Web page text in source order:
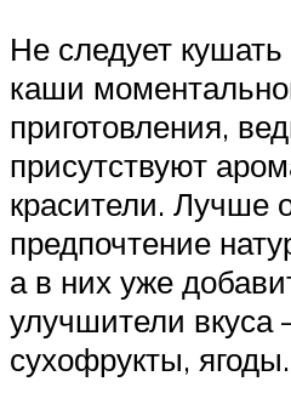
Не следует
каши
приготовления,
присутствуют
красители. Лучше
предпочтение
а в них уже
улучшители вкуса
сухофрукты, ягоды.